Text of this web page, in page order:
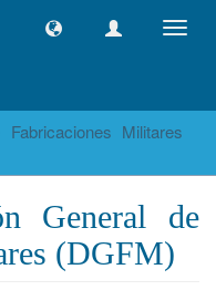
Militares
General de
(DGFM)